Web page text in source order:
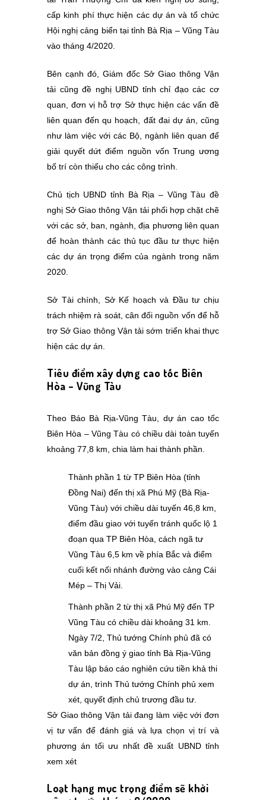
cấp kinh phí thực hiện các dự án và tổ chức
Hội nghị cảng biển tại tỉnh Bà Rịa – Vũng Tàu
vào tháng 4/2020.
Bên cạnh đó, Giám đốc Sở Giao thông Vận
tải cũng đề nghị UBND tỉnh chỉ đạo các cơ
quan, đơn vị hỗ trợ Sở thực hiện các vấn đề
liên quan đến qu hoạch, đất đai dự án, cũng
như làm việc với các Bộ, ngành liên quan để
giải quyết dứt điểm nguồn vốn Trung ương
bố trí còn thiếu cho các công trình.
Chủ tịch UBND tỉnh Bà Rịa – Vũng Tàu đề
nghị Sở Giao thông Vận tải phối hợp chặt chẽ
với các sở, ban, ngành, địa phương liên quan
để hoàn thành các thủ tục đầu tư thực hiện
các dự án trọng điểm của ngành trong năm
2020.
Sở Tài chính, Sở Kế hoạch và Đầu tư chịu
trách nhiệm rà soát, cân đối nguồn vốn để hỗ
trợ Sở Giao thông Vận tải sớm triển khai thực
hiện các dự án.
Tiêu điểm xây dựng cao tốc Biên
Hòa – Vũng Tàu
Theo Báo Bà Rịa-Vũng Tàu, dự án cao tốc
Biên Hòa – Vũng Tàu có chiều dài toàn tuyến
khoảng 77,8 km, chia làm hai thành phần.
Thành phần 1 từ TP Biên Hòa (tỉnh
Đồng Nai) đến thị xã Phú Mỹ (Bà Rịa-
Vũng Tàu) với chiều dài tuyến 46,8 km,
điểm đầu giao với tuyến tránh quốc lộ 1
đoạn qua TP Biên Hòa, cách ngã tư
Vũng Tàu 6,5 km về phía Bắc và điểm
cuối kết nối nhánh đường vào cảng Cái
Mép – Thị Vải.
Thành phần 2 từ thị xã Phú Mỹ đến TP
Vũng Tàu có chiều dài khoảng 31 km.
Ngày 7/2, Thủ tướng Chính phủ đã có
văn bản đồng ý giao tỉnh Bà Rịa-Vũng
Tàu lập báo cáo nghiên cứu tiền khả thi
dự án, trình Thủ tướng Chính phủ xem
xét, quyết định chủ trương đầu tư.
Sở Giao thông Vận tải đang làm việc với đơn
vị tư vấn để đánh giá và lựa chọn vị trí và
phương án tối ưu nhất đề xuất UBND tỉnh
xem xét
Loạt hạng mục trọng điểm sẽ khởi